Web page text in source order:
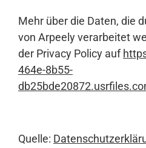
Mehr über die Daten, die
von Arpeely verarbeitet
der Privacy Policy auf
464e-8b55-
Quelle: